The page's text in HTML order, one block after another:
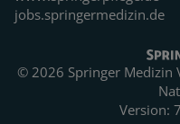
jobs.springermedizin.de
© 2026 Springer Medizin
Version: